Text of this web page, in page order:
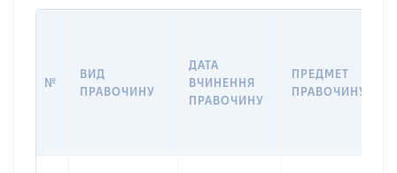
№
ВИД
ПРАВОЧИНУ
ДАТА
ВЧИНЕННЯ
ПРАВОЧИНУ
ПРЕДМЕТ
ПРАВОЧИНУ